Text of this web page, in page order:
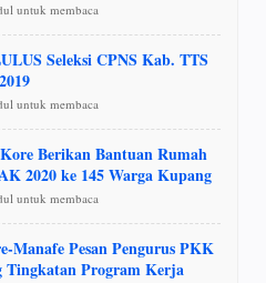
untuk membaca
Seleksi CPNS Kab. TTS
untuk membaca
Berikan Bantuan Rumah
2020 ke 145 Warga Kupang
untuk membaca
Manafe Pesan Pengurus PKK
Program Kerja